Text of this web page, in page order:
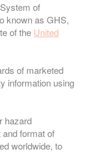
of
known as GHS,
of the United
of marketed
information using
hazard
format of
worldwide, to